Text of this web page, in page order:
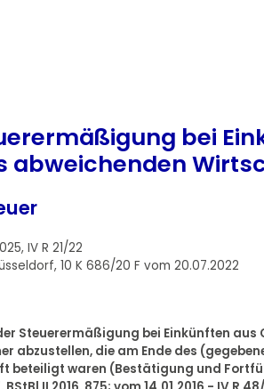
bei
abweichenden
IV R 21/22
10 K 686/20 F vom 20.07.2022
Steuerermäßigung bei Einkünften
abzustellen, die am Ende des
beteiligt waren (Bestätigung und